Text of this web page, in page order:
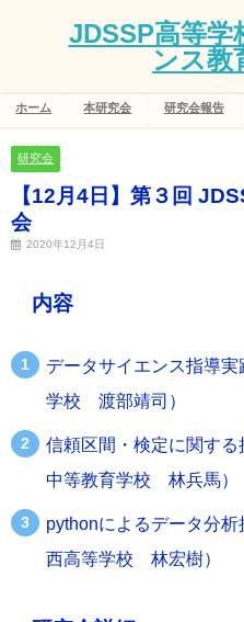
JDSSP高等学
ンス教
ホーム 本研究会 研究会報告
研究会
【12月4日】第３回
会
2020年12月4日
内容
データサイエンス指導
学校 渡部靖司）
信頼区間・検定に関す
中等教育学校 林兵馬）
pythonによるデータ分
西高等学校 林宏樹）